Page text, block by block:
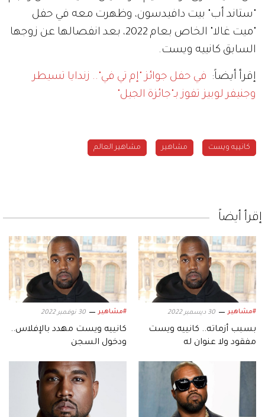
"ستاند أب" بيت دافيدسون، وظهرت معه في حفل
"ميت غالا" الخاص بعام 2022، بعد انفصالها عن زوجها
السابق كانييه ويست.
إقرأ أيضاً: في حفل جوائز "إم تي في".. زندايا تسيطر
وجنيفر لوبيز تفوز بـ"جائزة الجيل"
كانييه ويست مشاهير مشاهير العالم
إقرأ أيضاً
#مشاهير 30 ديسمبر 2022
بسبب أزماته.. كانييه ويست
مفقود ولا عنوان له
#مشاهير 30 نوفمبر 2022
كانييه ويست مهدد بالإفلاس..
ودخول السجن